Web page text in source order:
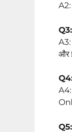
और
A4: